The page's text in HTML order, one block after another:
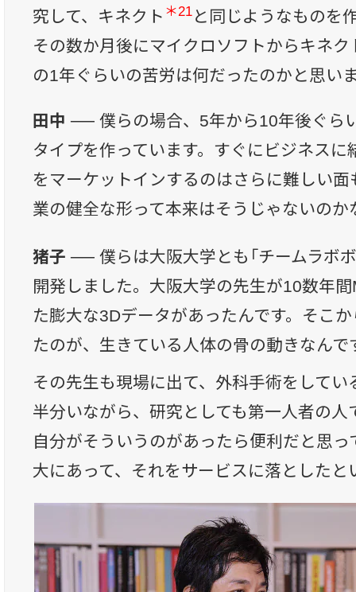
究して、キネクト ＊21 と同じようなものを
その数か月後にマイクロソフトからキネ
の1年ぐらいの苦労は何だったのかと思い
田中 ── 僕らの場合、5年から10年後ぐら
タイプを作っています。すぐにビジネス
をマーケットインするのはさらに難しい
業の健全な形って本来はそうじゃないのか
猪子 ── 僕らは大阪大学とも「チームラボ
開発しました。大阪大学の先生が10数年
た膨大な3Dデータがあったんです。そこ
たのが、生きている人体の骨の動きなんで
その先生も現場に出て、外科手術をしてい
半分いながら、研究としても第一人者の
自分がそういうのがあったら便利だと思
大にあって、それをサービスに落としたと